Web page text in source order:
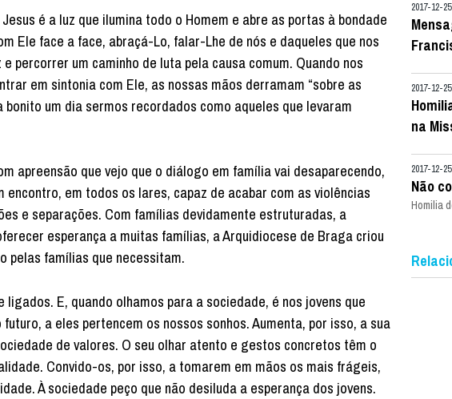
é a luz que ilumina todo o Homem e abre as portas à bondade
Ele face a face, abraçá-Lo, falar-Lhe de nós e daqueles que nos
percorrer um caminho de luta pela causa comum. Quando nos
em sintonia com Ele, as nossas mãos derramam “sobre as
um dia sermos recordados como aqueles que levaram
apreensão que vejo que o diálogo em família vai desaparecendo,
em todos os lares, capaz de acabar com as violências
e separações. Com famílias devidamente estruturadas, a
esperança a muitas famílias, a Arquidiocese de Braga criou
pelas famílias que necessitam.
E, quando olhamos para a sociedade, é nos jovens que
a eles pertencem os nossos sonhos. Aumenta, por isso, a sua
de valores. O seu olhar atento e gestos concretos têm o
Convido-os, por isso, a tomarem em mãos os mais frágeis,
À sociedade peço que não desiluda a esperança dos jovens.
2017-12-
2017-12-
na
2017-12-
Não
Homilia